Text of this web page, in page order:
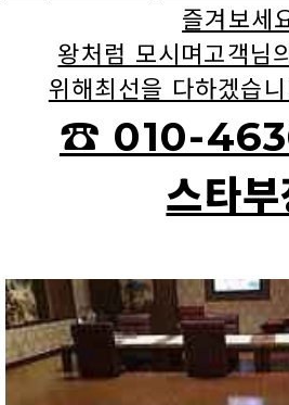
즐겨보세
왕처럼 모시며고객님
위해최선을 다하겠습
☎ 010-
스타부